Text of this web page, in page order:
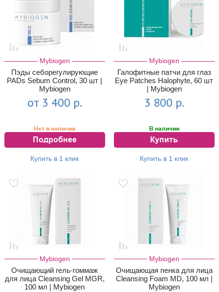
Mybiogen
Пэды себорегулирующие
PADs Sebum Control, 30 шт |
Mybiogen
от 3 400 р.
Нет в наличии
Подробнее
Купить в 1 клик
Mybiogen
Галофитные патчи для глаз
Eye Patches Halophyte, 60 шт
| Mybiogen
3 800 р.
В наличии
Купить
Купить в 1 клик
Mybiogen
Очищающий гель-гоммаж
для лица Cleansing Gel MGR,
100 мл | Mybiogen
Mybiogen
Очищающая пенка для лица
Cleansing Foam MD, 100 мл |
Mybiogen